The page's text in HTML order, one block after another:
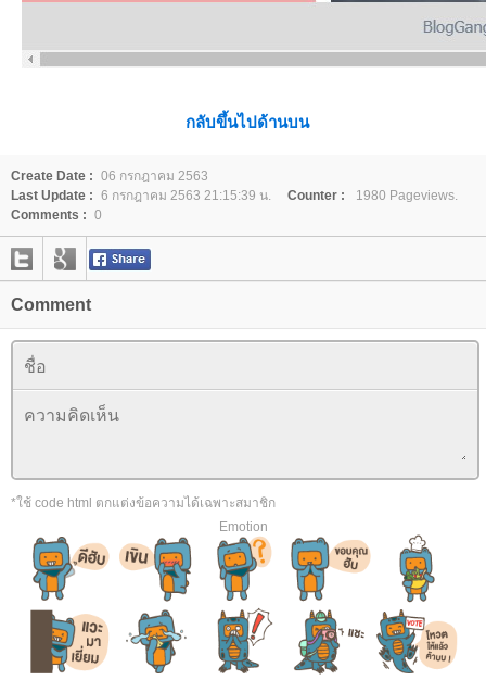
กลับขึ้นไปด้านบน
Create Date : 06 กรกฎาคม 2563
Last Update : 6 กรกฎาคม 2563 21:15:39 น. Counter :
1980 Pageviews.
Comments : 0
Comment
*ใช้ code html ตกแต่งข้อความได้เฉพาะสมาชิก
Emotion